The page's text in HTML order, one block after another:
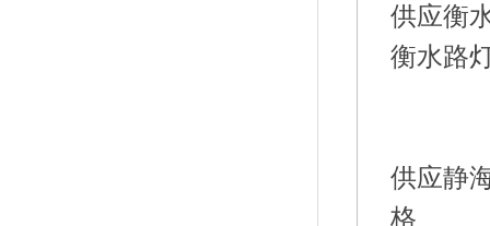
供应衡
衡水路
供应静